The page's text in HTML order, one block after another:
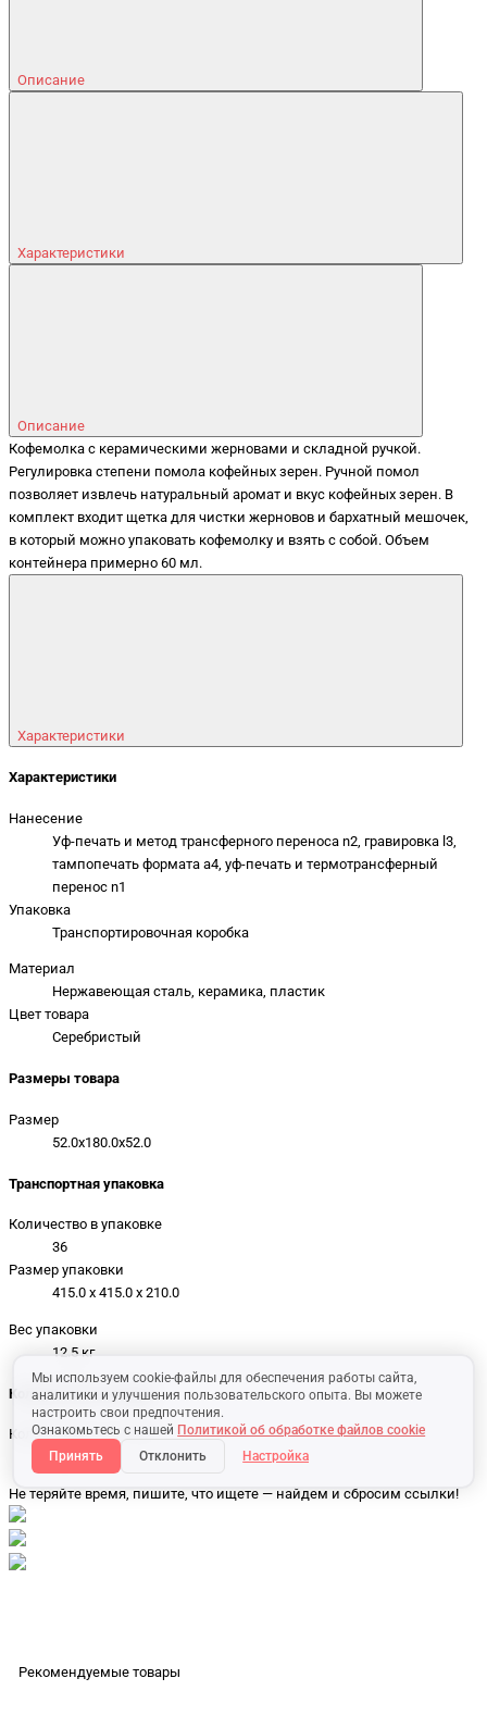
Мы используем cookie-файлы для обеспечения работы сайта,
аналитики и улучшения пользовательского опыта. Вы можете
настроить свои предпочтения.
Ознакомьтесь с нашей Политикой об обработке файлов cookie
Принять
Отклонить Настройка
Описание
Характеристики
Описание
Кофемолка с керамическими жерновами и складной ручкой.
Регулировка степени помола кофейных зерен. Ручной помол
позволяет извлечь натуральный аромат и вкус кофейных зерен. В
комплект входит щетка для чистки жерновов и бархатный мешочек,
в который можно упаковать кофемолку и взять с собой. Объем
контейнера примерно 60 мл.
Характеристики
Характеристики
Нанесение
Уф-печать и метод трансферного переноса n2, гравировка l3,
тампопечать формата a4, уф-печать и термотрансферный
перенос n1
Упаковка
Транспортировочная коробка
Материал
Нержавеющая сталь, керамика, пластик
Цвет товара
Серебристый
Размеры товара
Размер
52.0x180.0x52.0
Транспортная упаковка
Количество в упаковке
36
Размер упаковки
415.0 x 415.0 x 210.0
Вес упаковки
12.5 кг
Количество на складе
Количество на складе
192
Не теряйте время, пишите, что ищете — найдем и сбросим ссылки!
Рекомендуемые товары